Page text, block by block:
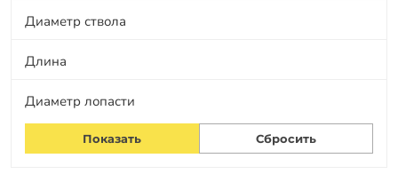
Отзывы
Диаметр ствола
Длина
Диаметр лопасти